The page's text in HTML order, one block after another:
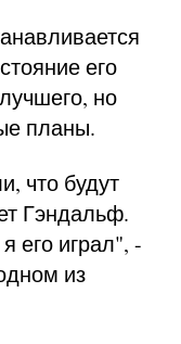
его
но
планы.
что будут
Гэндальф.
его играл", -
из